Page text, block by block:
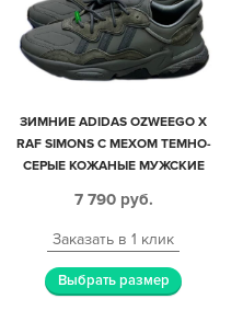
ЗИМНИЕ ADIDAS OZWEEGO X
RAF SIMONS С МЕХОМ ТЕМНО-
СЕРЫЕ КОЖАНЫЕ МУЖСКИЕ
7 790 руб.
Заказать в 1 клик
Выбрать размер